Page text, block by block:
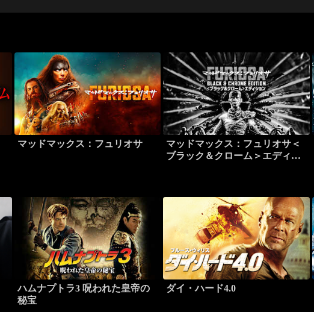
マッドマックス：フュリオサ
マッドマックス：フュリオサ＜
ブラック＆クローム＞エディシ
ハムナプトラ3 呪われた皇帝の
秘宝
ダイ・ハード4.0